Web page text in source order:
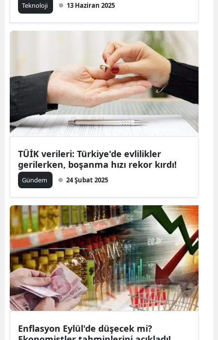
Teknoloji 13 Haziran 2025
TÜİK verileri: Türkiye'de evlilikler
gerilerken, boşanma hızı rekor kırdı!
Gündem 24 Şubat 2025
Enflasyon Eylül'de düşecek mi?